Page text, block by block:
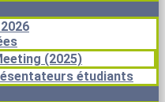
(2025)
étudiants